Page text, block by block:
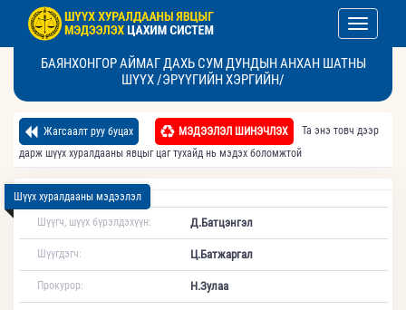
Toggle
БАЯНХОНГОР АЙМАГ ДАХЬ СУМ ДУНДЫН АНХАН ШАТНЫ
ШҮҮХ /ЭРҮҮГИЙН ХЭРГИЙН/
Жагсаалт руу буцах МЭДЭЭЛЭЛ ШИНЭЧЛЭХ
Та энэ товч дээр
дарж шүүх хуралдааны явцыг цаг тухайд нь мэдэх боломжтой
Шүүх хуралдааны мэдээлэл
Шүүгч, шүүх бүрэлдэхүүн:
Д.Батцэнгэл
Шүүгдэгч: Ц.Батжаргал
Прокурор: Н.Зулаа